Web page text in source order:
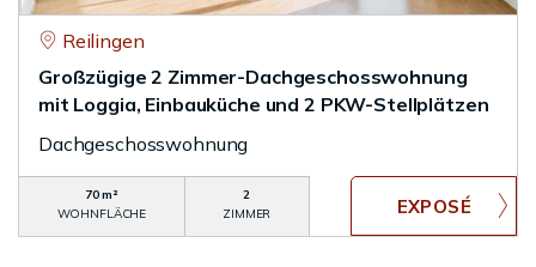
Reilingen
Großzügige 2 Zimmer-Dachgeschosswohnung
mit Loggia, Einbauküche und 2 PKW-Stellplätzen
Dachgeschosswohnung
70 m²
WOHNFLÄCHE
2
ZIMMER